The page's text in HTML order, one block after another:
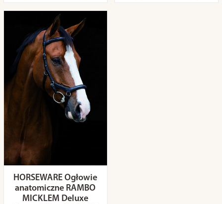
HORSEWARE Ogłowie
anatomiczne RAMBO
MICKLEM Deluxe